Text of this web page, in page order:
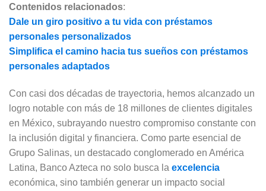
Contenidos relacionados:
Dale un giro positivo a tu vida con préstamos
personales personalizados
Simplifica el camino hacia tus sueños con préstamos
personales adaptados
Con casi dos décadas de trayectoria, hemos alcanzado un
logro notable con más de 18 millones de clientes digitales
en México, subrayando nuestro compromiso constante con
la inclusión digital y financiera. Como parte esencial de
Grupo Salinas, un destacado conglomerado en América
Latina, Banco Azteca no solo busca la excelencia
económica, sino también generar un impacto social